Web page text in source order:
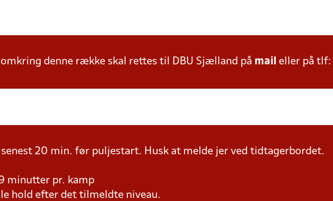
denne række skal rettes til DBU Sjælland på mail eller på tlf:
senest 20 min. før puljestart. Husk at melde jer ved tidtagerbordet.
minutter pr. kamp
hold efter det tilmeldte niveau.